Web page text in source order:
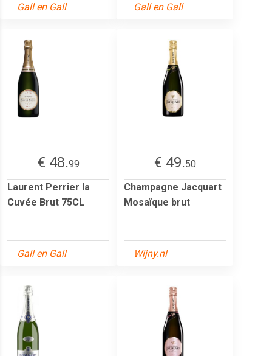
Gall en Gall Gall en Gall
€ 48.99
Laurent Perrier la
Cuvée Brut 75CL
Gall en Gall
€ 49.50
Champagne Jacquart
Mosaïque brut
Wijny.nl